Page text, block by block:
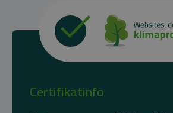
Certifikatinfo